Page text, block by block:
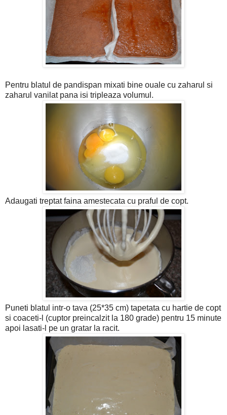
Pentru blatul de pandispan mixati bine ouale cu zaharul si
zaharul vanilat pana isi tripleaza volumul.
Adaugati treptat faina amestecata cu praful de copt.
Puneti blatul intr-o tava (25*35 cm) tapetata cu hartie de copt
si coaceti-l (cuptor preincalzit la 180 grade) pentru 15 minute
apoi lasati-l pe un gratar la racit.